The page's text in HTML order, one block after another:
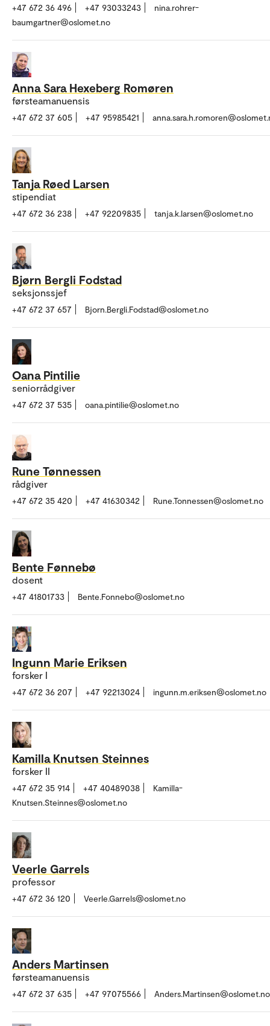
+47 672 36 496 +47 93033243
nina.rohrer-
baumgartner@oslomet.no
Anna Sara Hexeberg Romøren
førsteamanuensis
+47 672 37 605 +47 95985421
Tanja Røed Larsen
stipendiat
+47 672 36 238 +47 92209835 tanja.k.larsen@oslomet.no
Bjørn Bergli Fodstad
seksjonssjef
+47 672 37 657 Bjorn.Bergli.Fodstad@oslomet.no
Oana Pintilie
seniorrådgiver
+47 672 37 535 oana.pintilie@oslomet.no
Rune Tønnessen
rådgiver
+47 672 35 420 +47 41630342 Rune.Tonnessen@oslomet.no
Bente Fønnebø
dosent
+47 41801733 Bente.Fonnebo@oslomet.no
Ingunn Marie Eriksen
forsker I
+47 672 36 207 +47 92213024 ingunn.m.eriksen@oslomet.no
Kamilla Knutsen Steinnes
forsker II
+47 672 35 914 +47 40489038
Kamilla-
Knutsen.Steinnes@oslomet.no
Veerle Garrels
professor
+47 672 36 120 Veerle.Garrels@oslomet.no
Anders Martinsen
førsteamanuensis
+47 672 37 635 +47 97075566 Anders.Martinsen@oslomet.no